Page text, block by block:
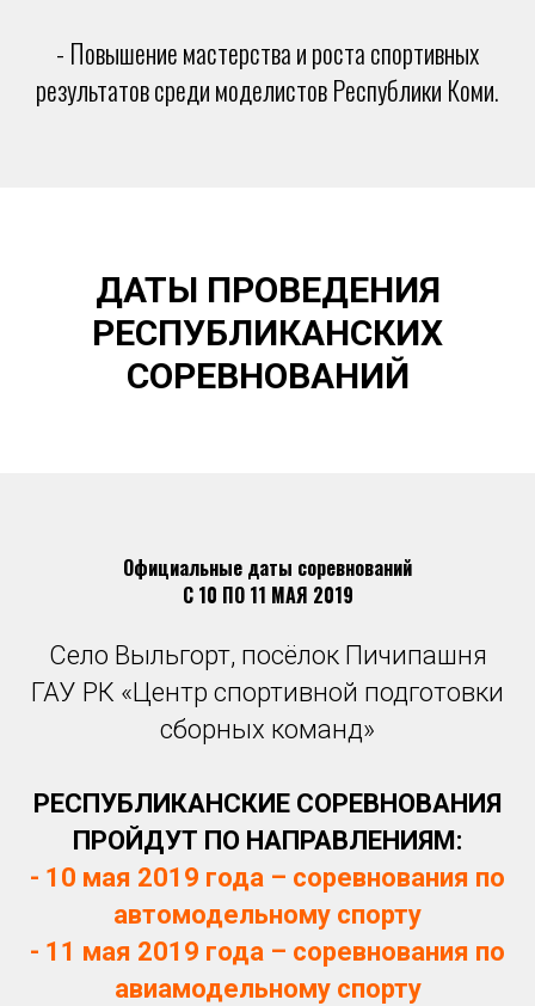
- Повышение мастерства и роста спортивных
результатов среди моделистов Республики Коми.
ДАТЫ ПРОВЕДЕНИЯ
РЕСПУБЛИКАНСКИХ
СОРЕВНОВАНИЙ
Официальные даты соревнований
С 10 ПО 11 МАЯ 2019
Село Выльгорт, посёлок Пичипашня
ГАУ РК «Центр спортивной подготовки
сборных команд»
РЕСПУБЛИКАНСКИЕ СОРЕВНОВАНИЯ
ПРОЙДУТ ПО НАПРАВЛЕНИЯМ:
- 10 мая 2019 года – соревнования по
автомодельному спорту
- 11 мая 2019 года – соревнования по
авиамодельному спорту